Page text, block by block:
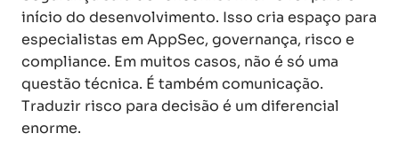
início do desenvolvimento. Isso cria espaço para
especialistas em AppSec, governança, risco e
compliance. Em muitos casos, não é só uma
questão técnica. É também comunicação.
Traduzir risco para decisão é um diferencial
enorme.